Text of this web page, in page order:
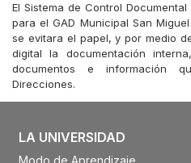
El Sistema de Control
para el GAD Municipal San
se evitara el papel, y por medio
digital la documentación
documentos e información
Direcciones.
LA UNIVERSIDAD
Modo de Aprendizaje